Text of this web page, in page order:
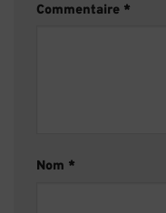
Commentaire *
Nom *